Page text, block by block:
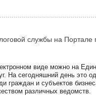
службы на Портале
виде можно на
На сегодняшний день это
граждан и субъектов
различных ведомств.